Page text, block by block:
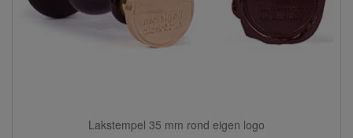
Lakstempel 35 mm rond eigen logo